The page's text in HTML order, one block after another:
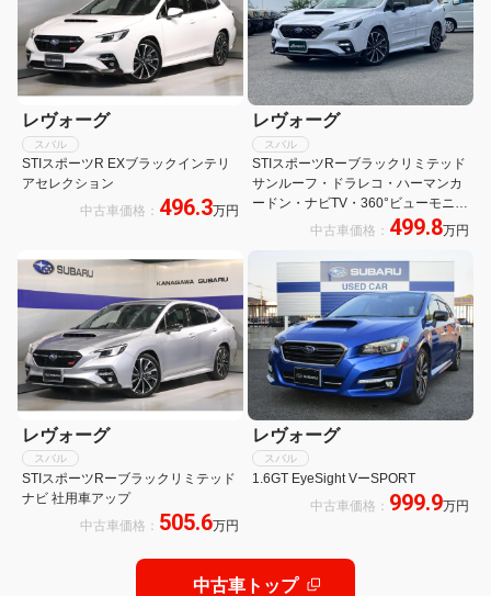
レヴォーグ
スバル
STIスポーツR EXブラックインテリ
アセレクション
中古車価格： 496.3万円
レヴォーグ
スバル
STIスポーツRーブラックリミテッド
サンルーフ・ドラレコ・ハーマンカ
ードン・ナビTV・360°ビューモニタ
ー・ETC・パワーシート・前後シー
ラー・アイサイトコア/X/セイフティ
プラス・禁煙車・メーカー保証
中古車価格： 499.8万円
レヴォーグ
スバル
STIスポーツRーブラックリミテッド
ナビ 社用車アップ
中古車価格： 505.6万円
レヴォーグ
スバル
1.6GT EyeSight VーSPORT
中古車価格： 999.9万円
中古車トップ